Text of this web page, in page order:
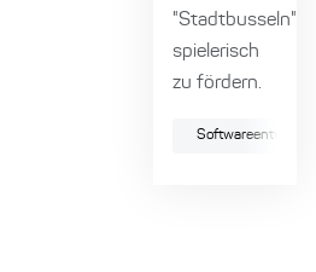
"Stadtbusseln"
spielerisch
zu fördern.